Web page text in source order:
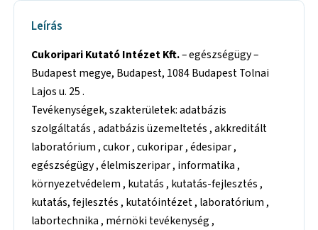
Leírás
Cukoripari Kutató Intézet Kft.– egészségügy –
Budapest megye, Budapest, 1084 Budapest Tolnai
Lajos u. 25 .
Tevékenységek, szakterületek: adatbázis
szolgáltatás , adatbázis üzemeltetés , akkreditált
laboratórium , cukor , cukoripar , édesipar ,
egészségügy , élelmiszeripar , informatika ,
környezetvédelem , kutatás , kutatás-fejlesztés ,
kutatás, fejlesztés , kutatóintézet , laboratórium ,
labortechnika , mérnöki tevékenység ,